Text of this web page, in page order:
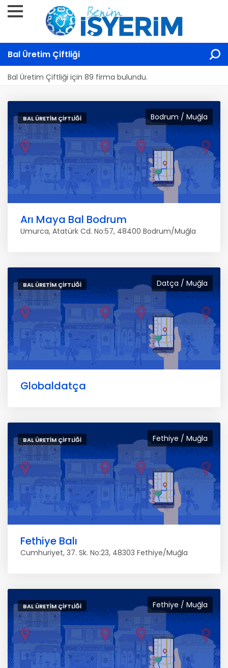
Bal Üretim Çiftliği
Bal Üretim Çiftliği için 89 firma bulundu.
Bodrum / Muğla
BAL ÜRETIM ÇIFTLIĞI
Arı Maya Bal Bodrum
Umurca, Atatürk Cd. No:57, 48400 Bodrum/Muğla
Datça / Muğla
BAL ÜRETIM ÇIFTLIĞI
Globaldatça
Fethiye / Muğla
BAL ÜRETIM ÇIFTLIĞI
Fethiye Balı
Cumhuriyet, 37. Sk. No:23, 48303 Fethiye/Muğla
Fethiye / Muğla
BAL ÜRETIM ÇIFTLIĞI